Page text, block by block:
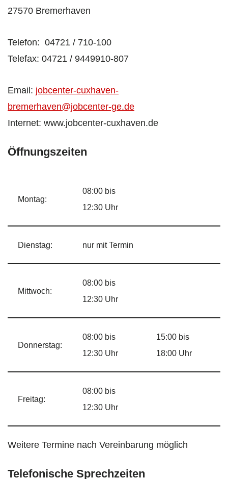
27570 Bremerhaven
Telefon: 04721 / 710-100
Telefax: 04721 / 9449910-807
Email: jobcenter-cuxhaven-
bremerhaven@jobcenter-ge.de
Internet: www.jobcenter-cuxhaven.de
Öffnungszeiten
Montag:
08:00 bis
12:30 Uhr
Dienstag: nur mit Termin
Mittwoch:
08:00 bis
12:30 Uhr
Donnerstag:
08:00 bis
12:30 Uhr
15:00 bis
18:00 Uhr
Freitag:
08:00 bis
12:30 Uhr
Weitere Termine nach Vereinbarung möglich
Telefonische Sprechzeiten